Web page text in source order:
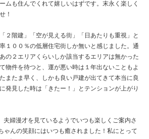
ムも住んでくれて嬉しいはずです。末永く楽しく
！
２階建」「空が見える街」「日あたりも重視」と
１００％の低層住宅街しか無いと感じました。通
の２エリアくらいしか該当するエリアは無かった
物件を待つと、運が悪い時は１年出ないこともよ
またま早く、しかも良い戸建が出てきて本当に良
発見した時は「きたー！」とテンションが上がり
夫婦漫才を見ているようでいつも楽しくご案内さ
ゃんの笑顔にはいつも癒されました！私にとって